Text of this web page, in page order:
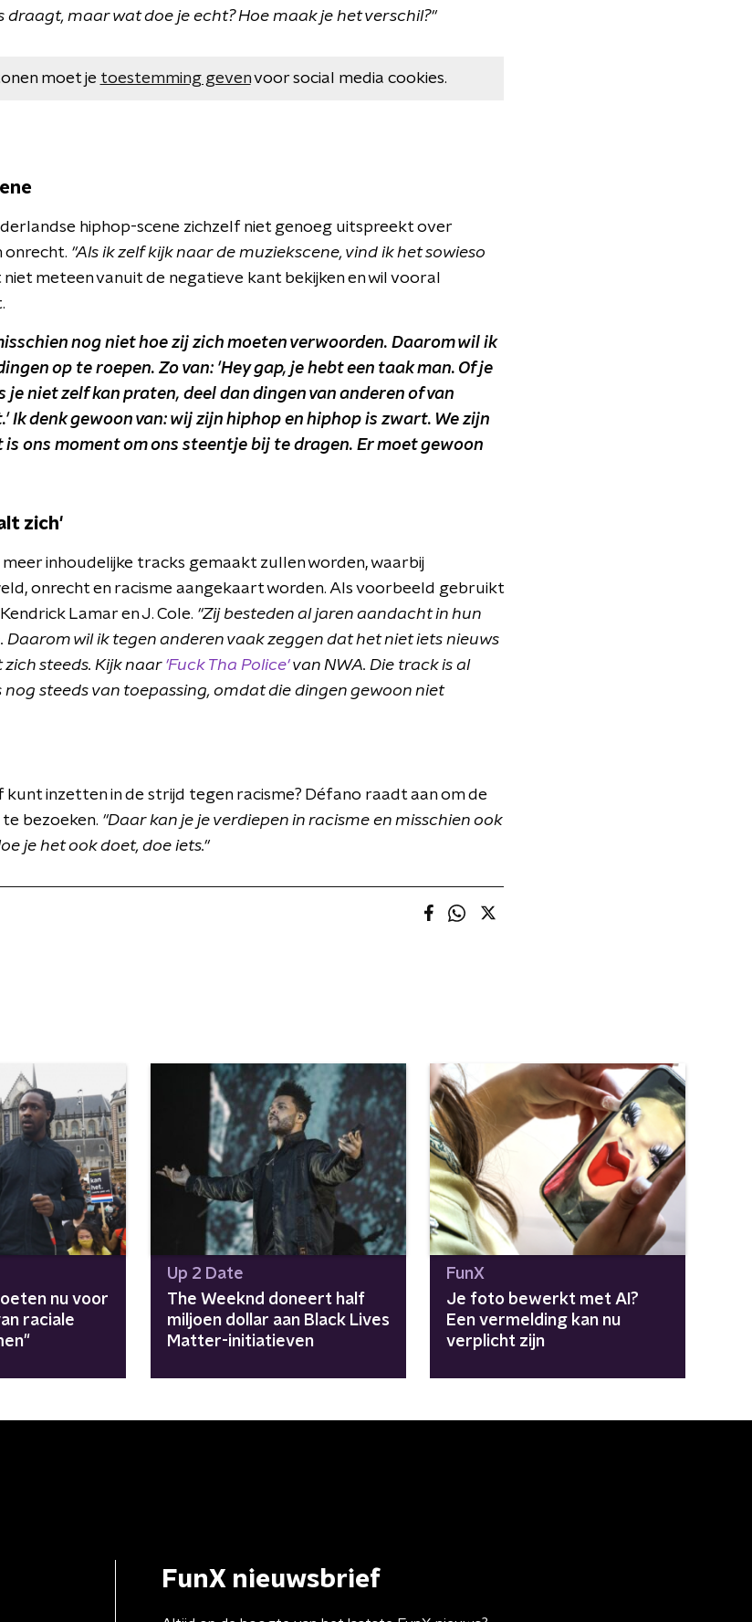
draagt, maar wat doe je echt? Hoe maak je het verschil?"
moet je toestemming gevenvoor social media cookies.
hiphop-scene zichzelf niet genoeg uitspreekt over
onrecht. "Als ik zelf kijk naar de muziekscene, vind ik het sowieso
meteen vanuit de negatieve kant bekijken en wil vooral
nog niet hoe zij zich moeten verwoorden. Daarom wil ik
op te roepen. Zo van: 'Hey gap, je hebt een taak man. Of je
niet zelf kan praten, deel dan dingen van anderen of van
Ik denk gewoon van: wij zijn hiphop en hiphop is zwart. We zijn
is ons moment om ons steentje bij te dragen. Er moet gewoon
zich'
inhoudelijke tracks gemaakt zullen worden, waarbij
onrecht en racisme aangekaart worden. Als voorbeeld gebruikt
Lamar en J. Cole. "Zij besteden al jaren aandacht in hun
wil ik tegen anderen vaak zeggen dat het niet iets nieuws
steeds. Kijk naar 'Fuck Tha Police'van NWA. Die track is al
steeds van toepassing, omdat die dingen gewoon niet
kunt inzetten in de strijd tegen racisme? Défano raadt aan om de
te bezoeken. "Daar kan je je verdiepen in racisme en misschien ook
je het ook doet, doe iets."
nu voor
raciale
Up 2 Date
The Weeknd doneert half
miljoen dollar aan Black Lives
Matter-initiatieven
FunX
Je foto bewerkt met AI?
Een vermelding kan nu
verplicht zijn
FunX nieuwsbrief